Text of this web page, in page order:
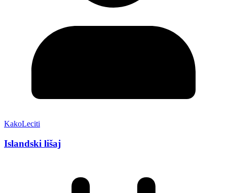
KakoLeciti
Islandski lišaj